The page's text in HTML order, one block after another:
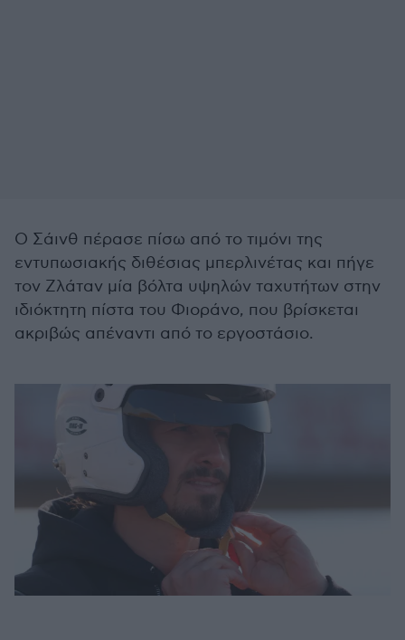
Ο Σάινθ πέρασε πίσω από το τιμόνι της
εντυπωσιακής διθέσιας μπερλινέτας και πήγε
τον Ζλάταν μία βόλτα υψηλών ταχυτήτων στην
ιδιόκτητη πίστα του Φιοράνο, που βρίσκεται
ακριβώς απέναντι από το εργοστάσιο.